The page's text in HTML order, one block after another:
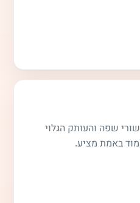
שפה והעותק הגלוי
באמת מציע.